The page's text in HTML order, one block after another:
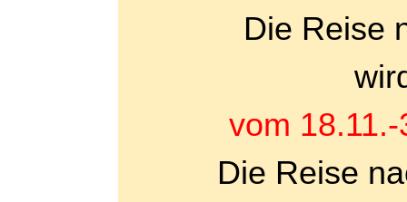
Die Reise
vom
Die Reise